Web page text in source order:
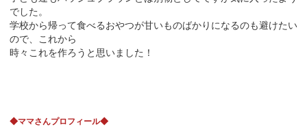
でした。
学校から帰って食べるおやつが甘いものばかりになるのも避けたい
ので、これから
時々これを作ろうと思いました！
◆ママさんプロフィール◆